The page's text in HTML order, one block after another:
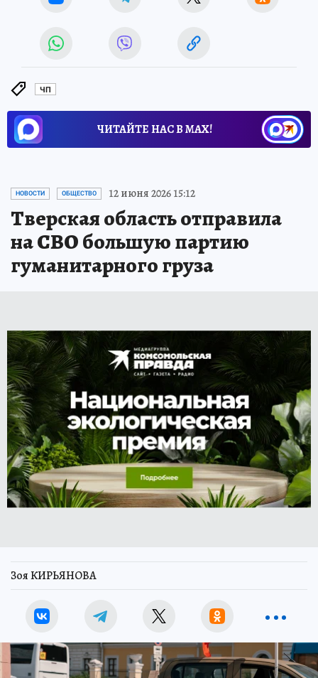
ЧП
ЧИТАЙТЕ НАС В МАХ!
НОВОСТИ ОБЩЕСТВО 12 июня 2026 15:12
Тверская область отправила
на СВО большую партию
гуманитарного груза
Зоя КИРЬЯНОВА